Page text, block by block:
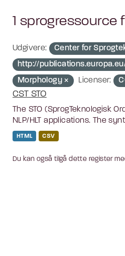
1 sprogressource
Udgivere: Center for
http://
Morphology
Licenser:
CST STO
The STO (SprogTeknologisk
NLP/HLT applications. The
HTML CSV
Du kan også tilgå dette register